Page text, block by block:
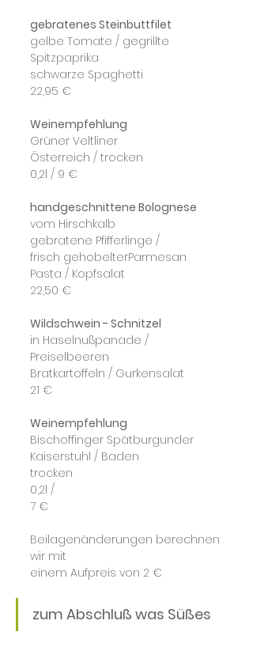
gebratenes Steinbuttfilet
gelbe Tomate / gegrillte
Spitzpaprika
schwarze Spaghetti
22,95 €
Weinempfehlung
Grüner Veltliner
Österreich / trocken
0,2l / 9 €
handgeschnittene Bolognese
vom Hirschkalb
gebratene Pfifferlinge /
frisch gehobelterParmesan
Pasta / Kopfsalat
22,50 €
Wildschwein - Schnitzel
in Haselnußpanade /
Preiselbeeren
Bratkartoffeln / Gurkensalat
21 €
Weinempfehlung
Bischoffinger Spätburgunder
Kaiserstuhl / Baden
trocken
0,2l /
7 €
Beilagenänderungen berechnen
wir mit
einem Aufpreis von 2 €
zum Abschluß was Süßes